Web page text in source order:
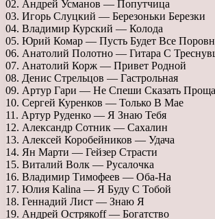
02. Андрей Усманов — Попутчица
03. Игорь Слуцкий — Березоньки Березки
04. Владимир Курский — Колода
05. Юрий Комар — Пусть Будет Все
06. Анатолий Полотно — Гитара С
07. Анатолий Корж — Привет Родной
08. Денис Стрельцов — Гастрольная
09. Артур Гари — Не Спеши Сказать
10. Сергей Куренков — Только В Мае
11. Артур Руденко — Я Знаю Тебя
12. Александр Сотник — Сахалин
13. Алексей Коробейников — Удача
14. Ян Марти — Гейзер Страсти
15. Виталий Волк — Русалочка
16. Владимир Тимофеев — Оба-На
17. Юлия Kalina — Я Буду С Тобой
18. Геннадий Лист — Знаю Я
19. Андрей Острякоff — Богатство